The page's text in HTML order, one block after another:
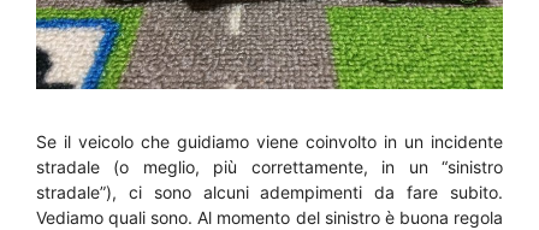
Se il veicolo che guidiamo viene coinvolto in un incidente
stradale (o meglio, più correttamente, in un “sinistro
stradale”), ci sono alcuni adempimenti da fare subito.
Vediamo quali sono. Al momento del sinistro è buona regola